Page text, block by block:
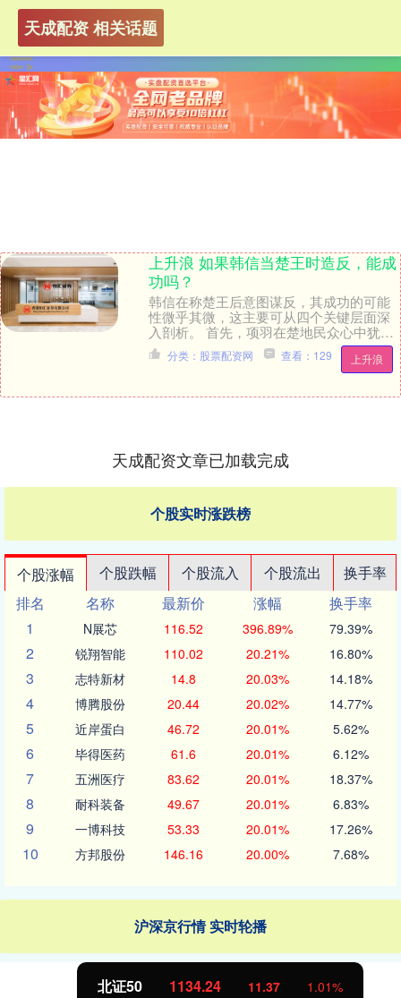
天成配资 相关话题
上升浪 如果韩信当楚王时造反，能成
功吗？
韩信在称楚王后意图谋反，其成功的可能
性微乎其微，这主要可从四个关键层面深
入剖析。 首先，项羽在楚地民众心中犹如
不可战胜的战神，其英勇无畏的形象早已
深入人心。然而....
上升浪
分类：股票配资网 查看：129
天成配资文章已加载完成
个股实时涨跌榜
个股涨幅 个股跌幅 个股流入 个股流出
换手率
排名
名称 最新价 涨幅
换手率
1
N展芯 116.52 396.89% 79.39%
2 锐翔智能 110.02 20.21% 16.80%
3 志特新材 14.8 20.03% 14.18%
4 博腾股份 20.44 20.02% 14.77%
5 近岸蛋白 46.72 20.01% 5.62%
6 毕得医药 61.6 20.01% 6.12%
7 五洲医疗 83.62 20.01% 18.37%
8 耐科装备 49.67 20.01% 6.83%
9 一博科技 53.33 20.01% 17.26%
10 方邦股份 146.16 20.00% 7.68%
沪深京行情 实时轮播
北证50 1134.24 11.37 1.01%